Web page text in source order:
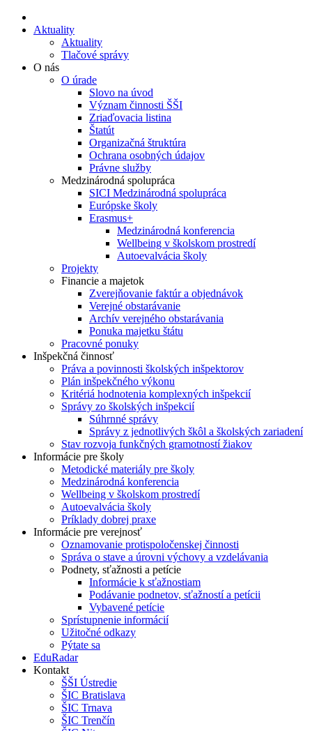
Aktuality
Aktuality
Tlačové správy
O nás
O úrade
Slovo na úvod
Význam činnosti ŠŠI
Zriaďovacia listina
Štatút
Organizačná štruktúra
Ochrana osobných údajov
Právne služby
Medzinárodná spolupráca
SICI Medzinárodná spolupráca
Európske školy
Erasmus+
Medzinárodná konferencia
Wellbeing v školskom prostredí
Autoevalvácia školy
Projekty
Financie a majetok
Zverejňovanie faktúr a objednávok
Verejné obstarávanie
Archív verejného obstarávania
Ponuka majetku štátu
Pracovné ponuky
Inšpekčná činnosť
Práva a povinnosti školských inšpektorov
Plán inšpekčného výkonu
Kritériá hodnotenia komplexných inšpekcií
Správy zo školských inšpekcií
Súhrnné správy
Správy z jednotlivých škôl a školských zariadení
Stav rozvoja funkčných gramotností žiakov
Informácie pre školy
Metodické materiály pre školy
Medzinárodná konferencia
Wellbeing v školskom prostredí
Autoevalvácia školy
Príklady dobrej praxe
Informácie pre verejnosť
Oznamovanie protispoločenskej činnosti
Správa o stave a úrovni výchovy a vzdelávania
Podnety, sťažnosti a petície
Informácie k sťažnostiam
Podávanie podnetov, sťažností a petícii
Vybavené petície
Sprístupnenie informácií
Užitočné odkazy
Pýtate sa
EduRadar
Kontakt
ŠŠI Ústredie
ŠIC Bratislava
ŠIC Trnava
ŠIC Trenčín